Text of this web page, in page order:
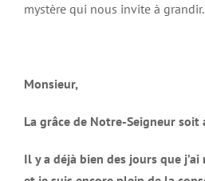
mystère qui nous invite à grandir.
Monsieur,
La grâce de Notre-Seigneur soit
Il y a déjà bien des jours que